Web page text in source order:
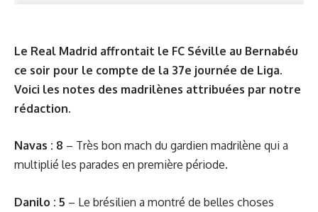
Le Real Madrid affrontait le FC Séville au Bernabéu
ce soir pour le compte de la 37e journée de Liga.
Voici les notes des madrilènes attribuées par notre
rédaction.
Navas : 8 – Très bon mach du gardien madrilène qui a
multiplié les parades en première période.
Danilo : 5 – Le brésilien a montré de belles choses